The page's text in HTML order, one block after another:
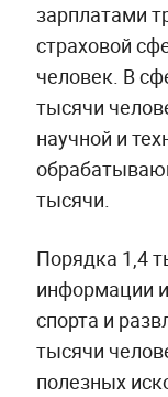
зарплатами
страховой
человек. В
тысячи
научной и
тысячи.
Порядка 1,4
информации
спорта и
тысячи
полезных